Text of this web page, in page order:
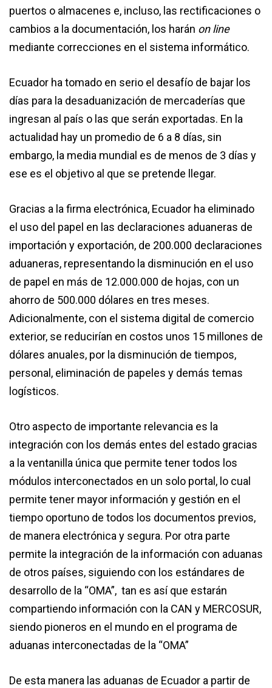
puertos o almacenes e, incluso, las rectificaciones o
cambios a la documentación, los harán on line
mediante correcciones en el sistema informático.
Ecuador ha tomado en serio el desafío de bajar los
días para la desaduanización de mercaderías que
ingresan al país o las que serán exportadas. En la
actualidad hay un promedio de 6 a 8 días, sin
embargo, la media mundial es de menos de 3 días y
ese es el objetivo al que se pretende llegar.
Gracias a la firma electrónica, Ecuador ha eliminado
el uso del papel en las declaraciones aduaneras de
importación y exportación, de 200.000 declaraciones
aduaneras, representando la disminución en el uso
de papel en más de 12.000.000 de hojas, con un
ahorro de 500.000 dólares en tres meses.
Adicionalmente, con el sistema digital de comercio
exterior, se reducirían en costos unos 15 millones de
dólares anuales, por la disminución de tiempos,
personal, eliminación de papeles y demás temas
logísticos.
Otro aspecto de importante relevancia es la
integración con los demás entes del estado gracias
a la ventanilla única que permite tener todos los
módulos interconectados en un solo portal, lo cual
permite tener mayor información y gestión en el
tiempo oportuno de todos los documentos previos,
de manera electrónica y segura. Por otra parte
permite la integración de la información con aduanas
de otros países, siguiendo con los estándares de
desarrollo de la “OMA”, tan es así que estarán
compartiendo información con la CAN y MERCOSUR,
siendo pioneros en el mundo en el programa de
aduanas interconectadas de la “OMA”
De esta manera las aduanas de Ecuador a partir de